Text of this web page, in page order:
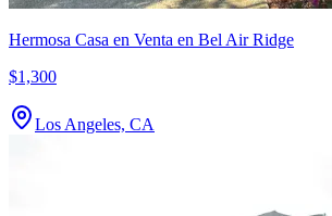
Hermosa Casa en Venta en Bel Air Ridge
$1,300
Los Angeles, CA